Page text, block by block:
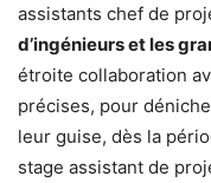
assistants chef de
d’ingénieurs et les
étroite collaboration
précises, pour
leur guise, dès la
stage assistant de